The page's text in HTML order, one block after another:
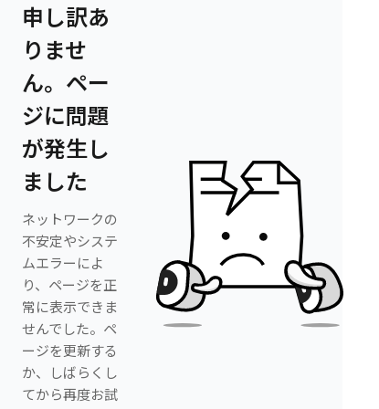
申し訳あ
りませ
ん。ペー
ジに問題
が発生し
ました
ネットワークの
不安定やシステ
ムエラーによ
り、ページを正
常に表示できま
せんでした。ペ
ージを更新する
か、しばらくし
てから再度お試